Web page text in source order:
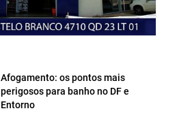
Afogamento: os pontos mais
perigosos para banho no DF e
Entorno